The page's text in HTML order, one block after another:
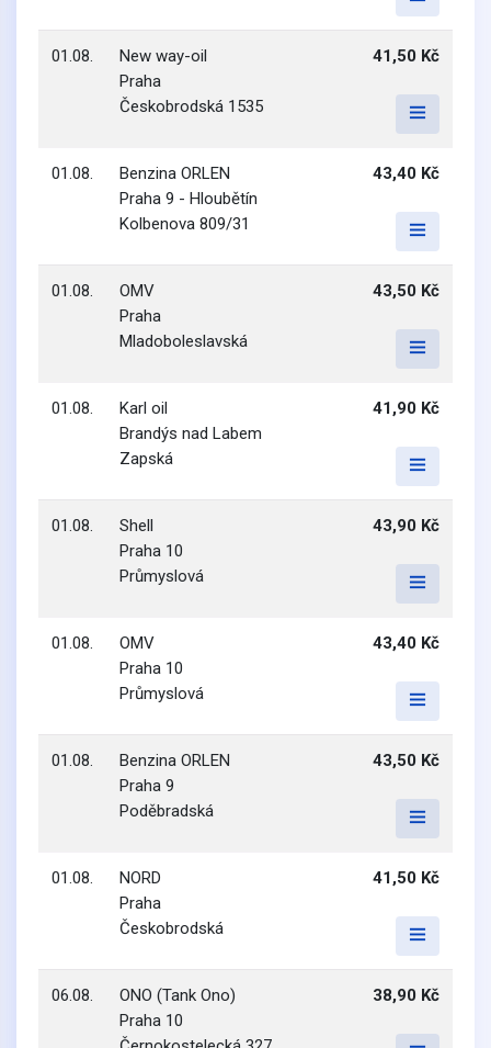
01.08.
New way-oil
Praha
Českobrodská 1535
41,50 Kč
01.08.
Benzina ORLEN
Praha 9 - Hloubětín
Kolbenova 809/31
43,40 Kč
01.08.
OMV
Praha
Mladoboleslavská
43,50 Kč
01.08.
Karl oil
Brandýs nad Labem
Zapská
41,90 Kč
01.08.
Shell
Praha 10
Průmyslová
43,90 Kč
01.08.
OMV
Praha 10
Průmyslová
43,40 Kč
01.08.
Benzina ORLEN
Praha 9
Poděbradská
43,50 Kč
01.08.
NORD
Praha
Českobrodská
41,50 Kč
06.08.
ONO (Tank Ono)
Praha 10
38,90 Kč